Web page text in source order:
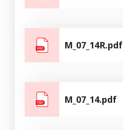
M_07_14R.pdf
M_07_14.pdf